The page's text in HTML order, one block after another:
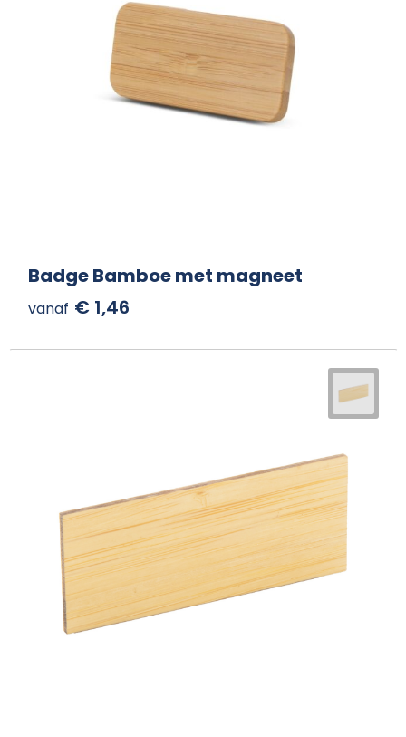
Badge Bamboe met magneet
vanaf € 1,46